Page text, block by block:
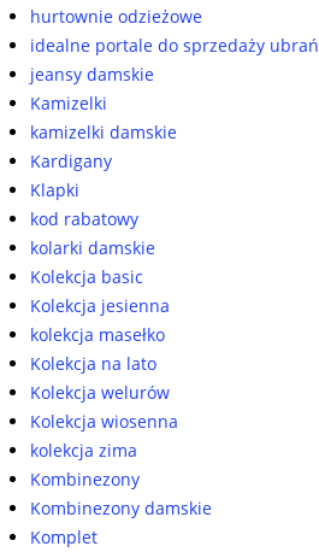
hurtownie odzieżowe
idealne portale do sprzedaży ubrań
jeansy damskie
Kamizelki
kamizelki damskie
Kardigany
Klapki
kod rabatowy
kolarki damskie
Kolekcja basic
Kolekcja jesienna
kolekcja masełko
Kolekcja na lato
Kolekcja welurów
Kolekcja wiosenna
kolekcja zima
Kombinezony
Kombinezony damskie
Komplet